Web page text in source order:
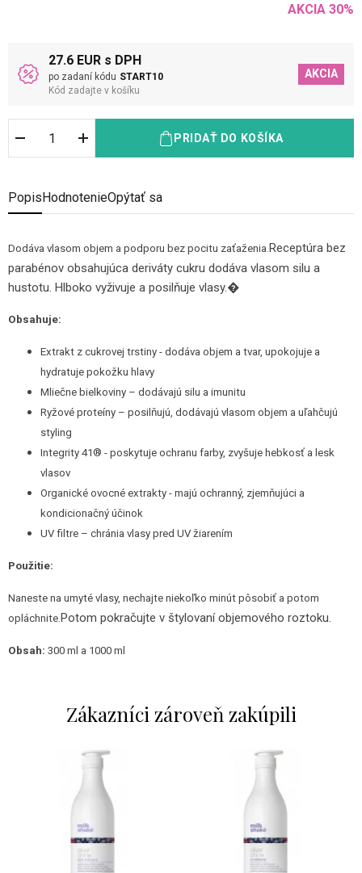
AKCIA 30%
27.6 EUR s DPH
po zadaní kódu START10
Kód zadajte v košíku
AKCIA
PRIDAŤ DO KOŠÍKA
Popis HodnotenieOpýtať sa
Dodáva vlasom objem a podporu bez pocitu zaťaženia. Receptúra bez
parabénov obsahujúca deriváty cukru dodáva vlasom silu a
hustotu. Hlboko vyživuje a posilňuje vlasy.�
Obsahuje:
Extrakt z cukrovej trstiny - dodáva objem a tvar, upokojuje a
hydratuje pokožku hlavy
Mliečne bielkoviny – dodávajú silu a imunitu
Ryžové proteíny – posilňujú, dodávajú vlasom objem a uľahčujú
styling
Integrity 41® - poskytuje ochranu farby, zvyšuje hebkosť a lesk
vlasov
Organické ovocné extrakty - majú ochranný, zjemňujúci a
kondicionačný účinok
UV filtre – chránia vlasy pred UV žiarením
Použitie:
Naneste na umyté vlasy, nechajte niekoľko minút pôsobiť a potom
opláchnite. Potom pokračujte v štylovaní objemového roztoku.
Obsah: 300 ml a 1000 ml
Zákazníci zároveň zakúpili